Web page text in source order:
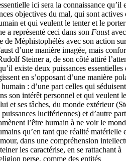
ici sera la connaissance qu’il
objectives du mal, qui sont actives
et qui veulent le tenter et le
a représenté ceci dans son Faust
de Méphistophélès avec son action sur
d’une manière imagée, mais
Steiner a, de son côté attiré
existe deux puissances essentielles
en s’opposant d’une manière
humain : d’une part celles qui
son intérêt personnel et qui veulent le
et ses tâches, du monde extérieur
lucifériennes) et d’autre
l’être humain à ne voir le
qu’en tant que réalité matérielle
dans une compréhension
les caractérise, en se rattachant à
perse, comme des entités